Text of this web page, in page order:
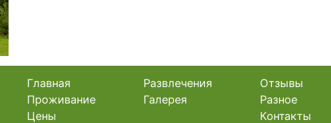
Главная
Проживание
Цены
Развлечения
Галерея
Отзывы
Разное
Контакты